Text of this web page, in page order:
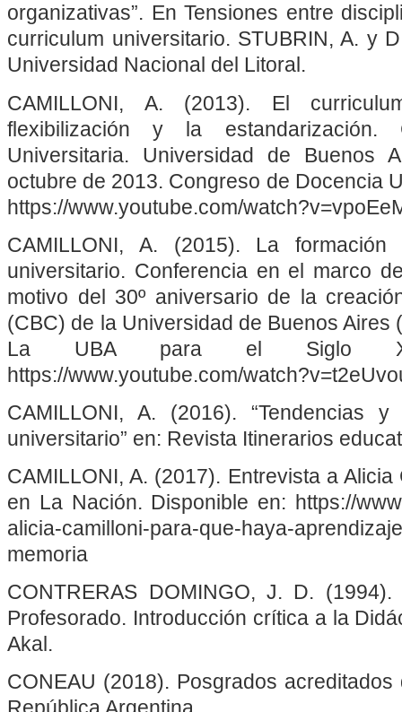
organizativas”. En Tensiones entre
curriculum universitario. STUBRIN, A. y
Universidad Nacional del Litoral.
CAMILLONI, A. (2013). El
flexibilización y la estandarización.
Universitaria. Universidad de Buenos
octubre de 2013. Congreso de Docencia
https://www.youtube.com/
CAMILLONI, A. (2015). La
universitario. Conferencia en el marco
motivo del 30º aniversario de la
(CBC) de la Universidad de Buenos Aires
La UBA para el Siglo
https://www.youtube.com/
CAMILLONI, A. (2016). “Tendencias
universitario” en: Revista Itinerarios
CAMILLONI, A. (2017). Entrevista a
en La Nación. Disponible en: https://
alicia-camilloni-para-que-haya-
memoria
CONTRERAS DOMINGO, J. D.
Profesorado. Introducción crítica a la
Akal.
CONEAU (2018). Posgrados